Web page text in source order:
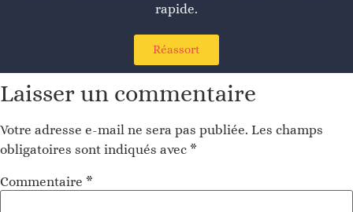
rapide.
Réassort
Laisser un commentaire
Votre adresse e-mail ne sera pas publiée. Les champs
obligatoires sont indiqués avec *
Commentaire *